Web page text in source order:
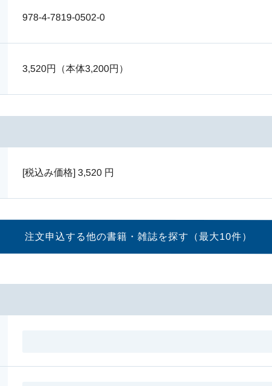
978-4-7819-0502-0
3,520円（本体3,200円）
[税込み価格]3,520円
注文申込する他の書籍・雑誌を探す（最大10件）